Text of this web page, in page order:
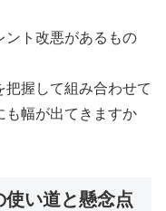
ント改悪があるもの
把握して組み合わせて
も幅が出てきますか
い道と懸念点